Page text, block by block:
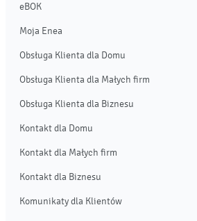
eBOK
Moja Enea
Obsługa Klienta dla Domu
Obsługa Klienta dla Małych firm
Obsługa Klienta dla Biznesu
Kontakt dla Domu
Kontakt dla Małych firm
Kontakt dla Biznesu
Komunikaty dla Klientów